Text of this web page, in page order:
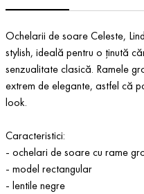
Ochelarii de soare Celeste,
stylish, ideală pentru o ținută
senzualitate clasică. Ramele
extrem de elegante, astfel că
look.
Caracteristici:
- ochelari de soare cu rame
- model rectangular
- lentile negre